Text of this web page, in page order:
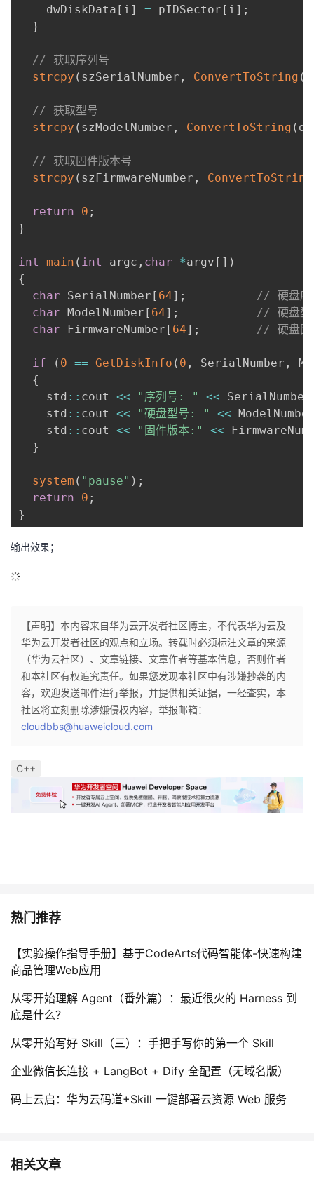
    dwDiskData
[ i] = pIDSector [ i] ;
}
// 获取序列号
strcpy ( szSerialNumber , ConvertToString (
// 获取型号
strcpy ( szModelNumber , ConvertToString (
// 获取固件版本号
strcpy ( szFirmwareNumber , ConvertToString
return 0 ;
}
int main ( int argc , char *argv [ ] )
{
char SerialNumber [ 64] ;
// 硬盘序
char ModelNumber [ 64] ;
// 硬盘型
char FirmwareNumber [ 64] ; // 硬盘固
if ( 0 == GetDiskInfo ( 0 , SerialNumber ,
{
    std
:: cout << "序列号: " <<
    std
:: cout << "硬盘型号: " <<
    std
:: cout << "固件版本:" <<
}
system ( "pause" ) ;
return
0 ;
}
输出效果；
【声明】本内容来自华为云开发者社区博主，不代表华为云及
华为云开发者社区的观点和立场。转载时必须标注文章的来源
（华为云社区）、文章链接、文章作者等基本信息，否则作者
和本社区有权追究责任。如果您发现本社区中有涉嫌抄袭的内
容，欢迎发送邮件进行举报，并提供相关证据，一经查实，本
社区将立刻删除涉嫌侵权内容，举报邮箱：
cloudbbs@huaweicloud.com
C++
热门推荐
【实验操作指导手册】基于CodeArts代码智能体-快速构建
商品管理Web应用
从零开始理解 Agent（番外篇）：最近很火的 Harness 到
底是什么？
从零开始写好 Skill（三）：手把手写你的第一个 Skill
企业微信长连接 + LangBot + Dify 全配置（无域名版）
码上云启：华为云码道+Skill 一键部署云资源 Web 服务
相关文章